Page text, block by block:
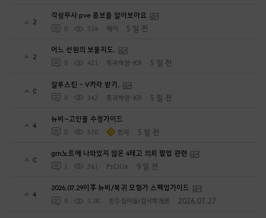
2
각성무사 pve 콤보를 알아보아요
0 326 헤이 5 일 전
2
어느 선원의 보물지도.
0 421 흑귀하양-KR 5 일 전
0
알루스틴 - V카라 받기.
0 342 흑귀하양-KR 5 일 전
4
뉴비~고인물 수정가이드
0 570 민지 5 일 전
0
gm노트에 나와있지 않은 4태고 의뢰 팝업 관련
1 361 PsCrUx 9 일 전
4
2026.07.29이후 뉴비/복귀 모험가 스펙업가이드
0 1.2K 만두집아들I검사학개론 2026.07.27